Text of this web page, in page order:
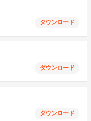
ダウンロード
ダウンロード
ダウンロード